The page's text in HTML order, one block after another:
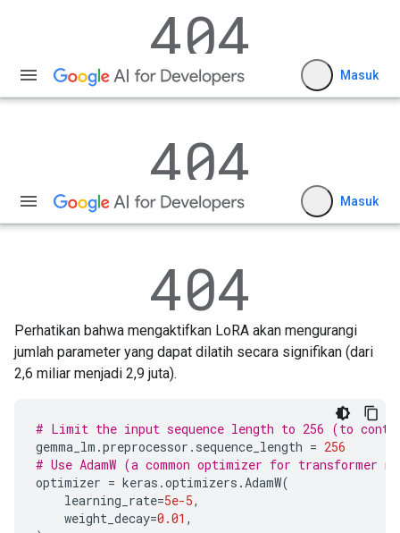
Perhatikan bahwa mengaktifkan LoRA akan mengurangi
jumlah parameter yang dapat dilatih secara signifikan (dari
2,6 miliar menjadi 2,9 juta).
# Limit the input sequence length to 256 (to
gemma_lm .preprocessor . sequence_length = 256
# Use AdamW (a common optimizer for transformer
optimizer = keras .optimizers .AdamW(
learning_rate=5e-5,
weight_decay=0.01 ,